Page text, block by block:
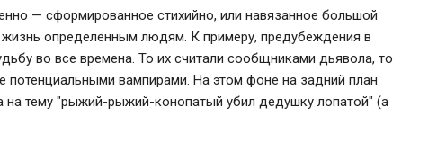
— сформированное стихийно, или навязанное большой
определенным людям. К примеру, предубеждения в
во все времена. То их считали сообщниками дьявола, то
потенциальными вампирами. На этом фоне на задний план
тему "рыжий-рыжий-конопатый убил дедушку лопатой" (а